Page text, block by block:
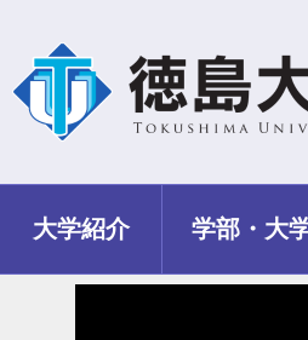
大学紹介 学部・大